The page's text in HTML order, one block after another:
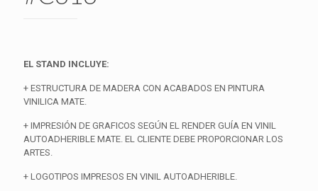
EL STAND INCLUYE:
+ ESTRUCTURA DE MADERA CON ACABADOS EN PINTURA
VINILICA MATE.
+ IMPRESIÓN DE GRAFICOS SEGÚN EL RENDER GUÍA EN VINIL
AUTOADHERIBLE MATE. EL CLIENTE DEBE PROPORCIONAR LOS
ARTES.
+ LOGOTIPOS IMPRESOS EN VINIL AUTOADHERIBLE.